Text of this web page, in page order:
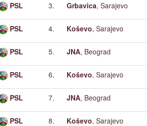
PSL 3. Grbavica, Sarajevo
PSL 4. Koševo, Sarajevo
PSL 5. JNA, Beograd
PSL 6. Koševo, Sarajevo
PSL 7. JNA, Beograd
PSL 8. Koševo, Sarajevo